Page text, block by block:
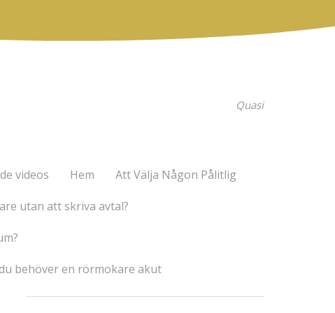
Quasi
videos Hem Att Välja Någon Pålitlig
utan att skriva avtal?
behöver en rörmokare akut